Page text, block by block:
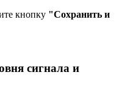
кнопку "Сохранить и
сигнала и